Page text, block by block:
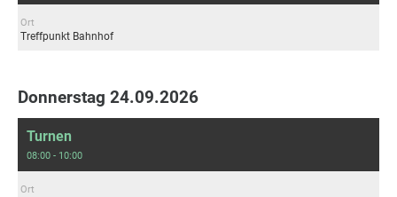
Ort
Treffpunkt Bahnhof
Donnerstag 24.09.2026
Turnen
08:00 - 10:00
Ort